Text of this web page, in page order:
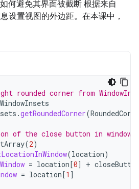
何避免其界面被截断 根据来自
设置视图的外边距。在本课中，
rounded corner from
.getRoundedCorner(
of the close button in window
(2)
(location)
= location[0] + closeButton
= location[1 ]